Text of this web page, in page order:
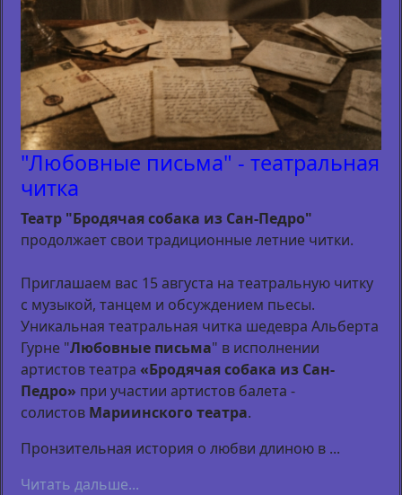
"Любовные письма" - театральная
читка
Театр "Бродячая собака из Сан-Педро"
продолжает свои традиционные летние читки.
Приглашаем вас 15 августа на театральную читку
с музыкой, танцем и обсуждением пьесы.
Уникальная театральная читка шедевра Альберта
Гурне "Любовные письма" в исполнении
артистов театра «Бродячая собака из Сан-
Педро» при участии артистов балета -
солистов Мариинского театра.
Пронзительная история о любви длиною в ...
Читать дальше...